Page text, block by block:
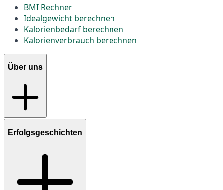
BMI Rechner
Idealgewicht berechnen
Kalorienbedarf berechnen
Kalorienverbrauch berechnen
Über uns
Erfolgsgeschichten